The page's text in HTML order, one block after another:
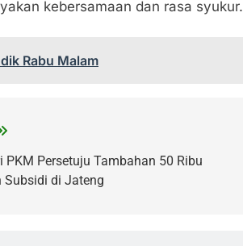
kebersamaan dan rasa syukur.
Rabu Malam
PKM Persetuju Tambahan 50 Ribu
Subsidi di Jateng